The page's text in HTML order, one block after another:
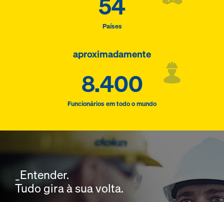
54
Países
aproximadamente
8.400
Funcionários em todo o mundo
_Entender.
Tudo gira à sua volta.